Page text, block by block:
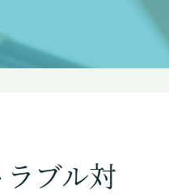
ブル対